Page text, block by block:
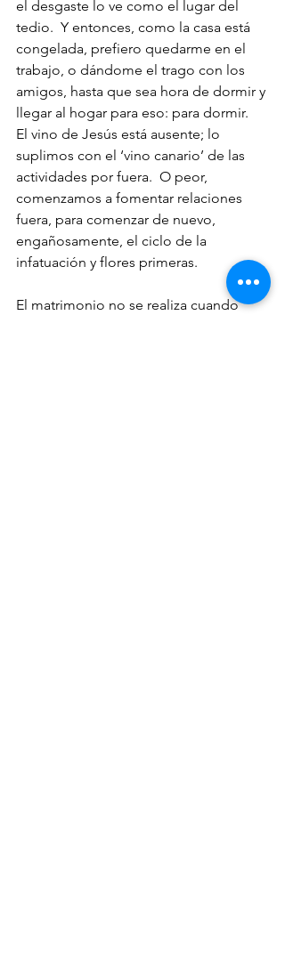
el desgaste lo ve como el lugar del
tedio.  Y entonces, como la casa está
congelada, prefiero quedarme en el
trabajo, o dándome el trago con los
amigos, hasta que sea hora de dormir y
llegar al hogar para eso: para dormir.
El vino de Jesús está ausente; lo
suplimos con el ‘vino canario’ de las
actividades por fuera.  O peor,
comenzamos a fomentar relaciones
fuera, para comenzar de nuevo,
engañosamente, el ciclo de la
infatuación y flores primeras.
El matrimonio no se realiza cuando